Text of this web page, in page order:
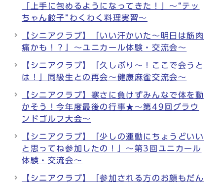
「上手に包めるようになってきた！」～“テッ
ちゃん餃子”わくわく料理実習～
【シニアクラブ】「いい汗かいた～明日は筋肉
痛かも！？」～ユニカール体験・交流会～
【シニアクラブ】「久しぶり～！ここで会うと
は！」同級生との再会～健康麻雀交流会～
【シニアクラブ】寒さに負けずみんなで体を動
かそう！今年度最後の行事★～第49回グラウ
ンドゴルフ大会～
【シニアクラブ】「少しの運動にちょうどいい
と思ってね参加したの！」～第3回ユニカール
体験・交流会～
【シニアクラブ】「参加される方のお顔もだん